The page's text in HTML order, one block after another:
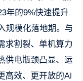
年的9%快速提升
规模化落地期。与
求割裂、单机算力
供电瓶颈凸显、运
高效、更开放的AI